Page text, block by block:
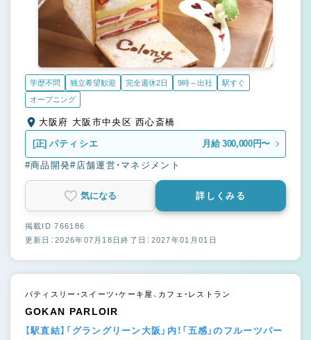
学歴不問 独立希望歓迎 完全週休2日 9時～出社
駅すぐ
オープニング
大阪府 大阪市中央区 西心斎橋
[正] パティシエ 月給 300,000円〜
#商品開発#店舗運営・マネジメント
気になる 詳しくみる
掲載ID 766186
更新日：2026年07月18日終了日：2027年01月01日
パティスリー・スイーツ・ケーキ屋、カフェ・レストラン
GOKAN PARLOIR
【駅直結】「グラングリーン大阪」内！「五感」のフルーツパー